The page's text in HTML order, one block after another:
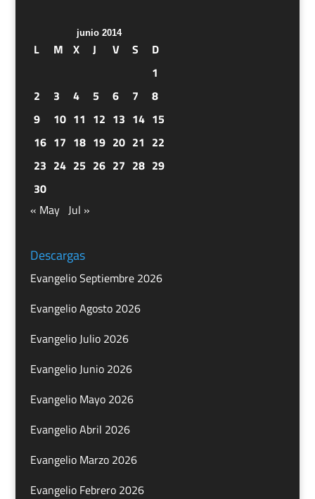
junio 2014
L M X J V S
D
1
2
3 4 5 6 7
8
9
10 11 12 13 14 15
16 17 18 19 20 21 22
23 24 25 26 27 28 29
30
« May Jul »
Descargas
Evangelio Septiembre 2026
Evangelio Agosto 2026
Evangelio Julio 2026
Evangelio Junio 2026
Evangelio Mayo 2026
Evangelio Abril 2026
Evangelio Marzo 2026
Evangelio Febrero 2026